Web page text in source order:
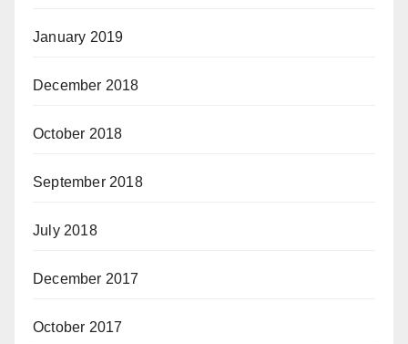
January 2019
December 2018
October 2018
September 2018
July 2018
December 2017
October 2017